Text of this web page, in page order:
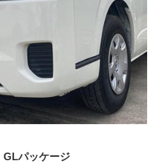
パッケージ